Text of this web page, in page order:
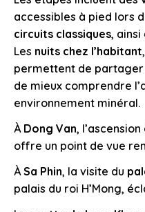
accessibles à pied lors
circuits classiques, ainsi
Les nuits chez l’habitant
permettent de
de mieux comprendre
environnement minéral.
À Dong Van, l’ascension
offre un point de vue
ÀSa Phin, la visite du
palais du roi H’Mong,